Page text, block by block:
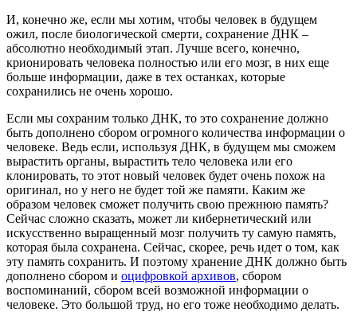
И, конечно же, если мы хотим, чтобы человек в будущем
ожил, после биологической смерти, сохранение ДНК –
абсолютно необходимый этап. Лучше всего, конечно,
крионировать человека полностью или его мозг, в них еще
больше информации, даже в тех останках, которые
сохранились не очень хорошо.
Если мы сохраним только ДНК, то это сохранение должно
быть дополнено сбором огромного количества информации о
человеке. Ведь если, используя ДНК, в будущем мы сможем
вырастить органы, вырастить тело человека или его
клонировать, то этот новый человек будет очень похож на
оригинал, но у него не будет той же памяти. Каким же
образом человек сможет получить свою прежнюю память?
Сейчас сложно сказать, может ли кибернетический или
искусственно выращенный мозг получить ту самую память,
которая была сохранена. Сейчас, скорее, речь идет о том, как
эту память сохранить. И поэтому хранение ДНК должно быть
дополнено сбором и оцифровкой архивов, сбором
воспоминаний, сбором всей возможной информации о
человеке. Это большой труд, но его тоже необходимо делать.